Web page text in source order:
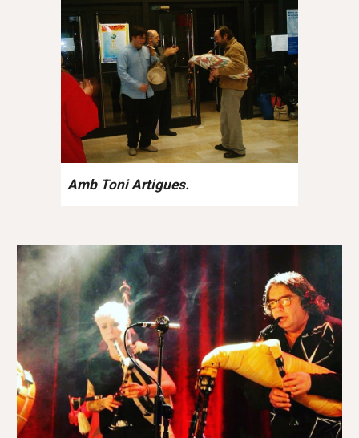
Amb Toni Artigues.